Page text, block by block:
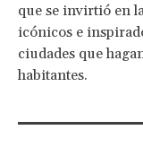
que se invirtió en
icónicos e
ciudades que
habitantes.